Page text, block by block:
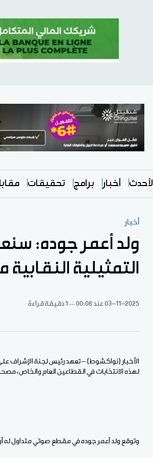
الأحدث أخبار برامج تحقيقات
أخبار
ولد أعمر جوده:
التمثيلية
03-11-2025عند 00:06 1 دقيقة قراءة
الأخبار (نواكشوط) – تعهد رئيس لجنة الإشراف
لهذه الانتخابات في القطاعين العام والخاص،
وتوقع ولد أعمر جوده في مقطع صوتي متداول له